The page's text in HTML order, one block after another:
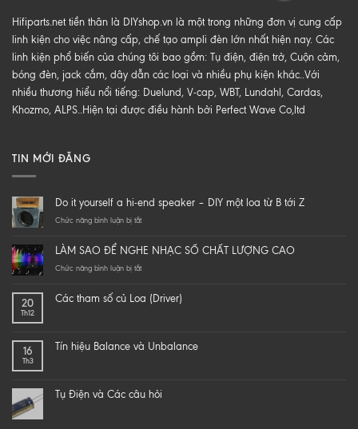
Hifiparts.net tiền thân là DIYshop.vn là một trong những đơn vị cung cấp
linh kiện cho việc nâng cấp, chế tạo ampli đèn lớn nhất hiện nay. Các
linh kiện phổ biến của chúng tôi bao gồm: Tụ điện, điện trở, Cuộn cảm,
bóng đèn, jack cắm, dây dẫn các loại và nhiều phụ kiện khác..Với
nhiều thương hiểu nổi tiếng: Duelund, V-cap, WBT, Lundahl, Cardas,
Khozmo, ALPS..Hiện tại được điều hành bởi Perfect Wave Co,ltd
TIN MỚI ĐĂNG
Do it yourself a hi-end speaker – DIY một loa từ B tới Z
Chức năng bình luận bị tắtở
yourself
a
speaker
loa
Z
LÀM SAO ĐỂ NGHE NHẠC SỐ CHẤT LƯỢNG CAO
Chức năng bình luận bị tắtở
ĐỂ
CHẤT
20
Th12
Các tham số củ Loa (Driver)
16
Th3
Tín hiệu Balance và Unbalance
Tụ Điện và Các câu hỏi